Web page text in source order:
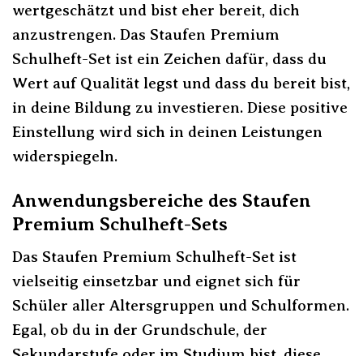
wertgeschätzt und bist eher bereit, dich
anzustrengen. Das Staufen Premium
Schulheft-Set ist ein Zeichen dafür, dass du
Wert auf Qualität legst und dass du bereit bist,
in deine Bildung zu investieren. Diese positive
Einstellung wird sich in deinen Leistungen
widerspiegeln.
Anwendungsbereiche des Staufen
Premium Schulheft-Sets
Das Staufen Premium Schulheft-Set ist
vielseitig einsetzbar und eignet sich für
Schüler aller Altersgruppen und Schulformen.
Egal, ob du in der Grundschule, der